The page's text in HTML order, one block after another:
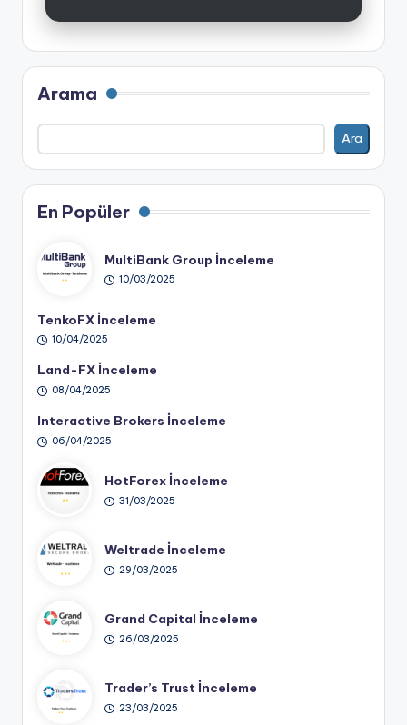
Arama
Ara
En Popüler
MultiBank Group İnceleme
10/03/2025
TenkoFX İnceleme
10/04/2025
Land-FX İnceleme
08/04/2025
Interactive Brokers İnceleme
06/04/2025
HotForex İnceleme
31/03/2025
Weltrade İnceleme
29/03/2025
Grand Capital İnceleme
26/03/2025
Trader’s Trust İnceleme
23/03/2025